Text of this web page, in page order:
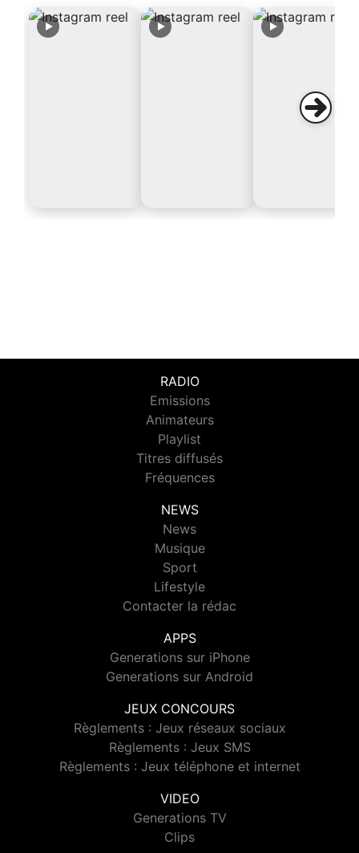
RADIO
Emissions
Animateurs
Playlist
Titres diffusés
Fréquences
NEWS
News
Musique
Sport
Lifestyle
Contacter la rédac
APPS
Generations sur iPhone
Generations sur Android
JEUX CONCOURS
Règlements : Jeux réseaux sociaux
Règlements : Jeux SMS
Règlements : Jeux téléphone et internet
VIDEO
Generations TV
Clips